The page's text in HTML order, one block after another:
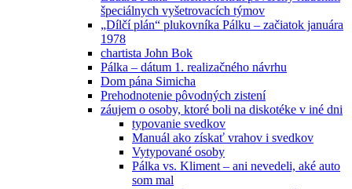
špeciálnych vyšetrovacích týmov
„Dílčí plán“ plukovníka Pálku – začiatok januára
1978
chartista John Bok
Pálka – dátum 1. realizačného návrhu
Dom pána Simicha
Prehodnotenie pôvodných zistení
záujem o osoby, ktoré boli na diskotéke v iné dni
typovanie svedkov
Manuál ako získať vrahov i svedkov
Vytypované osoby
Pálka vs. Kliment – ani nevedeli, aké auto
som mal